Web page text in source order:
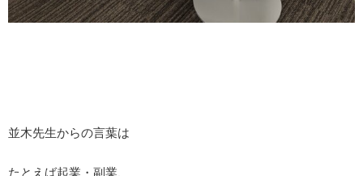
並木先生からの言葉は
たとえば起業・副業、